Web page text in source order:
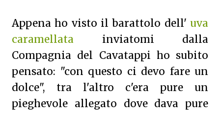
Appena ho visto il barattolo dell' uva
caramellata inviatomi dalla
Compagnia del Cavatappi ho subito
pensato: "con questo ci devo fare un
dolce", tra l'altro c'era pure un
pieghevole allegato dove dava pure